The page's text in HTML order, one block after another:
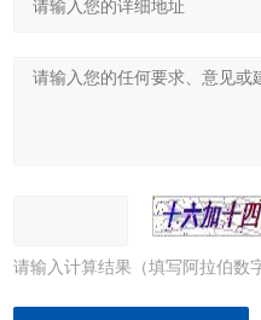
请输入计算结果（填写阿拉伯数